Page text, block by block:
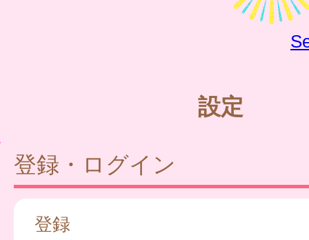
設定
登録・ログイン
登録